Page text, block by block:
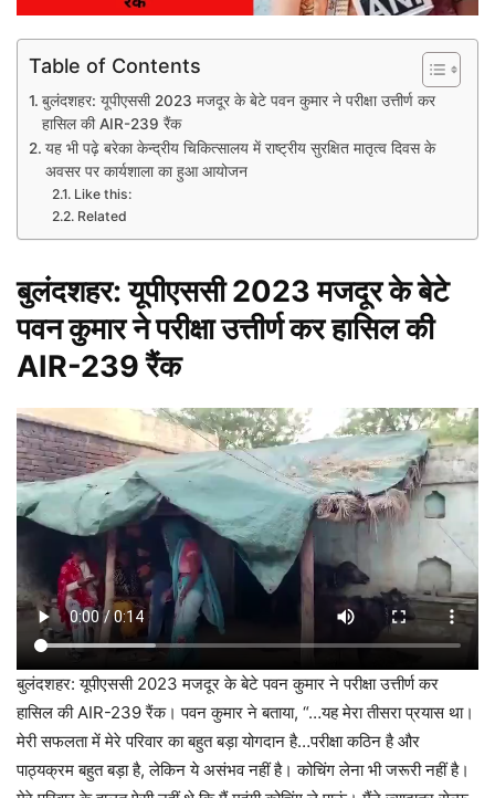
Table of Contents
बुलंदशहर: यूपीएससी 2023 मजदूर के बेटे पवन कुमार ने परीक्षा उत्तीर्ण कर
हासिल की AIR-239 रैंक
यह भी पढ़े बरेका केन्द्रीय चिकित्सालय में राष्‍ट्रीय सुरक्षित मातृत्‍व दिवस के
अवसर पर कार्यशाला का हुआ आयोजन
Like this:
Related
बुलंदशहर:यूपीएससी2023 मजदूर के बेटे
पवन कुमार ने परीक्षा उत्तीर्ण कर हासिल की
AIR-239 रैंक
बुलंदशहर: यूपीएससी 2023 मजदूर के बेटे पवन कुमार ने परीक्षा उत्तीर्ण कर
हासिल की AIR-239 रैंक। पवन कुमार ने बताया, “…यह मेरा तीसरा प्रयास था।
मेरी सफलता में मेरे परिवार का बहुत बड़ा योगदान है…परीक्षा कठिन है और
पाठ्यक्रम बहुत बड़ा है, लेकिन ये असंभव नहीं है। कोचिंग लेना भी जरूरी नहीं है।